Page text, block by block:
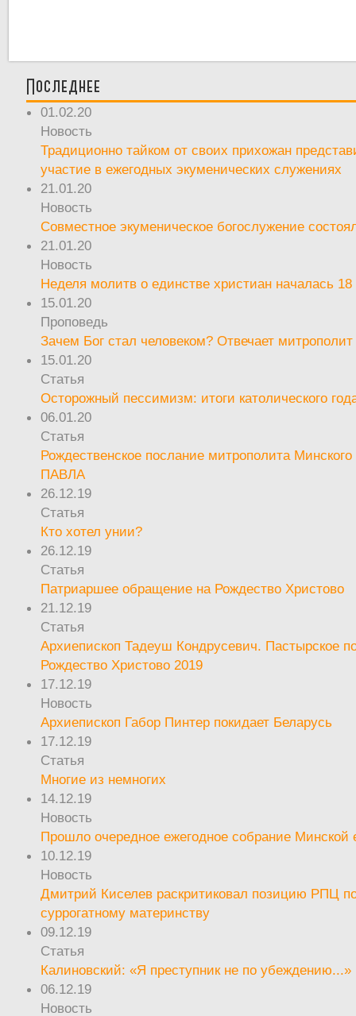
Последнее
01.02.20
Новость
Традиционно тайком от своих прихожан
участие в ежегодных экуменических служениях
21.01.20
Новость
Совместное экуменическое богослужение
21.01.20
Новость
Неделя молитв о единстве христиан началась 18
15.01.20
Проповедь
Зачем Бог стал человеком? Отвечает
15.01.20
Статья
Осторожный пессимизм: итоги католического
06.01.20
Статья
Рождественское послание митрополита Минского
ПАВЛА
26.12.19
Статья
Кто хотел унии?
26.12.19
Статья
Патриаршее обращение на Рождество Христово
21.12.19
Статья
Архиепископ Тадеуш Кондрусевич. Пастырское
Рождество Христово 2019
17.12.19
Новость
Архиепископ Габор Пинтер покидает Беларусь
17.12.19
Статья
Многие из немногих
14.12.19
Новость
Прошло очередное ежегодное собрание
10.12.19
Новость
Дмитрий Киселев раскритиковал позицию РПЦ
суррогатному материнству
09.12.19
Статья
Калиновский: «Я преступник не по убеждению...»
06.12.19
Новость